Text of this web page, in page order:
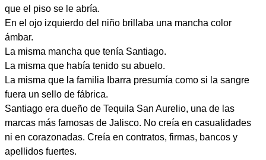
que el piso se le abría.
En el ojo izquierdo del niño brillaba una mancha color
ámbar.
La misma mancha que tenía Santiago.
La misma que había tenido su abuelo.
La misma que la familia Ibarra presumía como si la sangre
fuera un sello de fábrica.
Santiago era dueño de Tequila San Aurelio, una de las
marcas más famosas de Jalisco. No creía en casualidades
ni en corazonadas. Creía en contratos, firmas, bancos y
apellidos fuertes.